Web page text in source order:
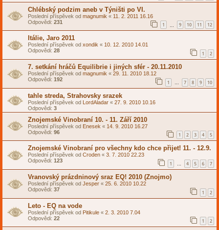
Chlébský podzim aneb v Týništi po VI.
Poslední příspěvek od magnumik « 11. 2. 2011 16.16
Odpovědi: 231 1 9 10 11 12
Itálie, Jaro 2011
Poslední příspěvek od xondik « 10. 12. 2010 14.01
Odpovědi: 28 1 2
7. setkání hráčů Equilibrie i jiných sfér - 20.11.2010
Poslední příspěvek od magnumik « 29. 11. 2010 18.12
Odpovědi: 192 1 … 7 8 9 10
tahle streda, Strahovsky srazek
Poslední příspěvek od LordAladar « 27. 9. 2010 10.16
Odpovědi: 3
Znojemské Vinobraní 10. - 11. Září 2010
Poslední příspěvek od Enesek « 14. 9. 2010 16.27
Odpovědi: 96 1 2 3 4 5
Znojemské Vinobraní pro všechny kdo chce přijet! 11. - 12.9.
Poslední příspěvek od Croden « 3. 7. 2010 22.23
Odpovědi: 123 1 … 4 5 6 7
Vranovský prázdninový sraz EQ! 2010 (Znojmo)
Poslední příspěvek od Jesper « 25. 6. 2010 10.22
Odpovědi: 37 1 2
Leto - EQ na vode
Poslední příspěvek od Pitikule « 2. 3. 2010 7.04
Odpovědi: 22 1 2